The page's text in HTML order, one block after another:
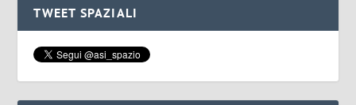
TWEET SPAZIALI